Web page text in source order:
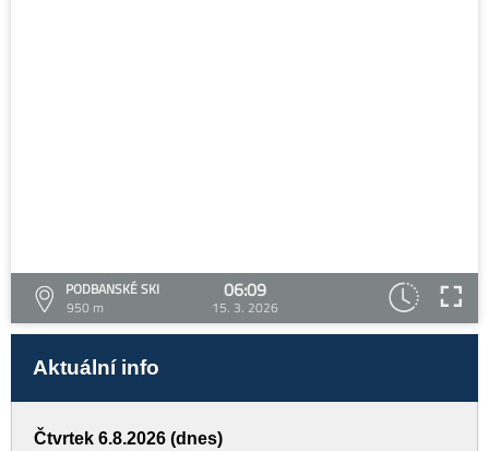
PODBANSKÉ SKI
950 m
06:09
15. 3. 2026
Aktuální info
Čtvrtek 6.8.2026 (dnes)